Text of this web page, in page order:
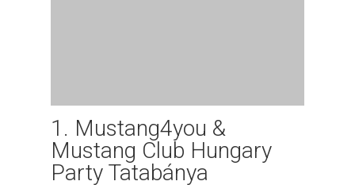
1. Mustang4you &
Mustang Club Hungary
Party Tatabánya